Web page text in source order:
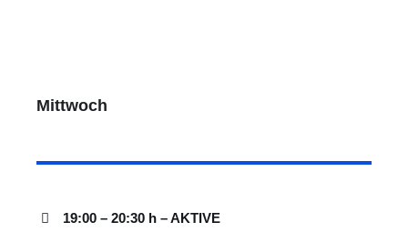
Mittwoch
19:00 – 20:30 h – AKTIVE